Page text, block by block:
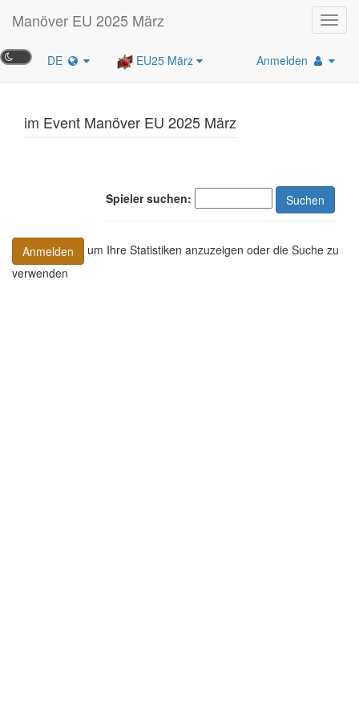
Manöver EU 2025 März
DE EU25 März Anmelden
im Event Manöver EU 2025 März
Spieler suchen: Suchen
Anmelden
um Ihre Statistiken anzuzeigen oder die Suche zu
verwenden